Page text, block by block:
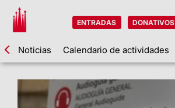
ENTRADAS DONATIVOS
Noticias Calendario de actividades